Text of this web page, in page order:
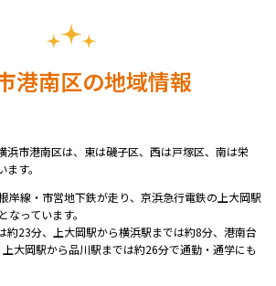
港南区の地域情報
浜市港南区は、東は磯子区、西は戸塚区、南は栄
す。
岸線・市営地下鉄が走り、京浜急行電鉄の上大岡駅
っています。
約23分、上大岡駅から横浜駅までは約8分、港南台
大岡駅から品川駅までは約26分で通勤・通学にも